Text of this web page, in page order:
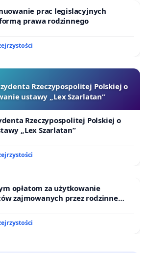
prac legislacyjnych
prawa rodzinnego
Rzeczypospolitej Polskiej o
ustawy „Lex Szarlatan”
Rzeczypospolitej Polskiej o
„Lex Szarlatan”
opłatom za użytkowanie
zajmowanych przez rodzinne